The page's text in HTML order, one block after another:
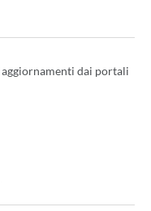
dai portali